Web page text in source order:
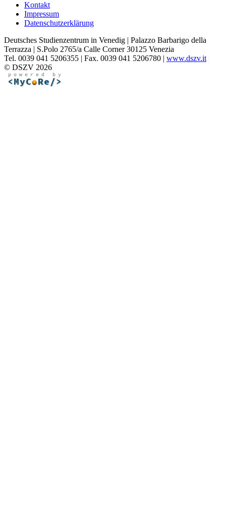
Kontakt
Impressum
Datenschutzerklärung
Deutsches Studienzentrum in Venedig | Palazzo Barbarigo della
Terrazza | S.Polo 2765/a Calle Corner 30125 Venezia
Tel. 0039 041 5206355 | Fax. 0039 041 5206780 | www.dszv.it
© DSZV 2026